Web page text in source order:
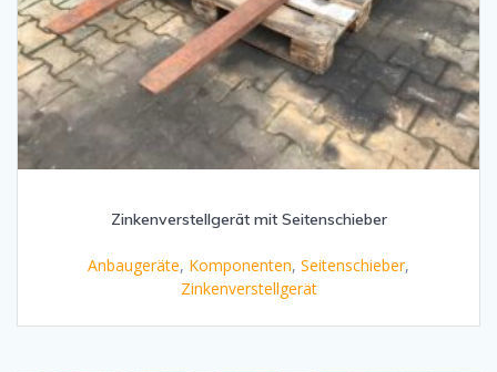
Zinkenverstellgerät mit Seitenschieber
Anbaugeräte, Komponenten, Seitenschieber,
Zinkenverstellgerät